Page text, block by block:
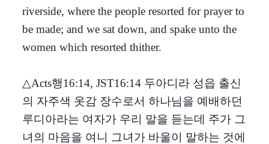
riverside, where the people resorted for prayer to
be made; and we sat down, and spake unto the
women which resorted thither.
△Acts행16:14, JST16:14 두아디라 성읍 출신
의 자주색 옷감 장수로서 하나님을 예배하던
루디아라는 여자가 우리 말을 듣는데 주가 그
녀의 마음을 여니 그녀가 바울이 말하는 것에